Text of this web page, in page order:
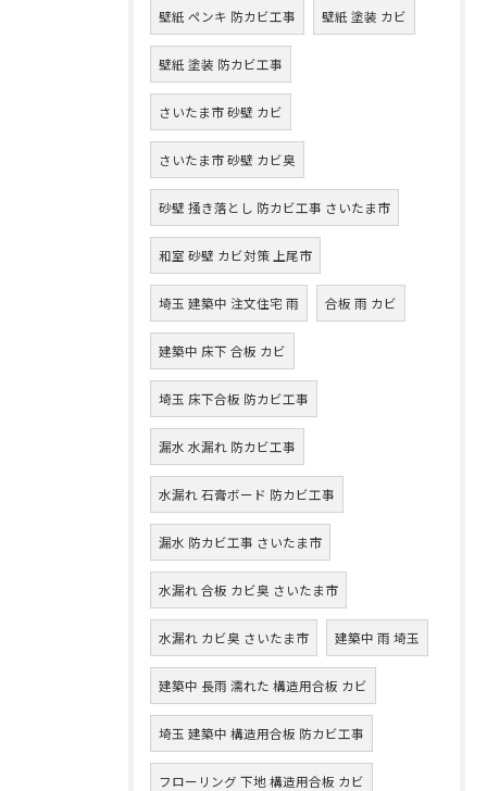
壁紙 ペンキ 防カビ工事 壁紙 塗装 カビ
壁紙 塗装 防カビ工事
さいたま市 砂壁 カビ
さいたま市 砂壁 カビ臭
砂壁 掻き落とし 防カビ工事 さいたま市
和室 砂壁 カビ対策 上尾市
埼玉 建築中 注文住宅 雨 合板 雨 カビ
建築中 床下 合板 カビ
埼玉 床下合板 防カビ工事
漏水 水漏れ 防カビ工事
水漏れ 石膏ボード 防カビ工事
漏水 防カビ工事 さいたま市
水漏れ 合板 カビ臭 さいたま市
水漏れ カビ臭 さいたま市 建築中 雨 埼玉
建築中 長雨 濡れた 構造用合板 カビ
埼玉 建築中 構造用合板 防カビ工事
フローリング 下地 構造用合板 カビ